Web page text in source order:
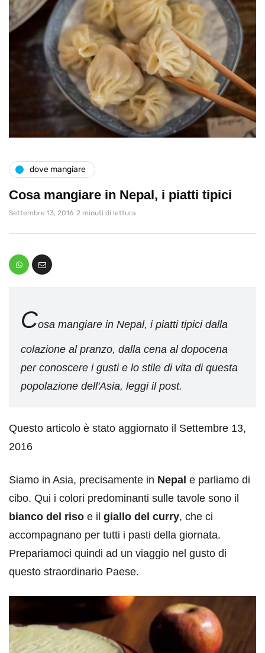
dove mangiare
Cosa mangiare in Nepal, i piatti tipici
Settembre 13, 2016 2 minuti di lettura
Cosa mangiare in Nepal, i piatti tipici dalla
colazione al pranzo, dalla cena al dopocena
per conoscere i gusti e lo stile di vita di questa
popolazione dell'Asia, leggi il post.
Questo articolo è stato aggiornato il Settembre 13,
2016
Siamo in Asia, precisamente in Nepal e parliamo di
cibo. Qui i colori predominanti sulle tavole sono il
bianco del riso e il giallo del curry, che ci
accompagnano per tutti i pasti della giornata.
Prepariamoci quindi ad un viaggio nel gusto di
questo straordinario Paese.